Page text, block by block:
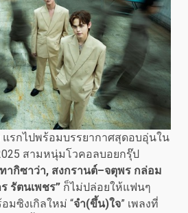
แรกไปพร้อมบรรยากาศสุดอบอุ่นใน
สามหนุ่มโวคอลบอยกรุ๊ป
ากิซาว่า, สงกรานต์–จตุพร กล่อม
รัตนเพชร” ก็ไม่ปล่อยให้แฟนๆ
มซิงเกิลใหม่ “จำ(ขึ้น)ใจ” เพลงที่